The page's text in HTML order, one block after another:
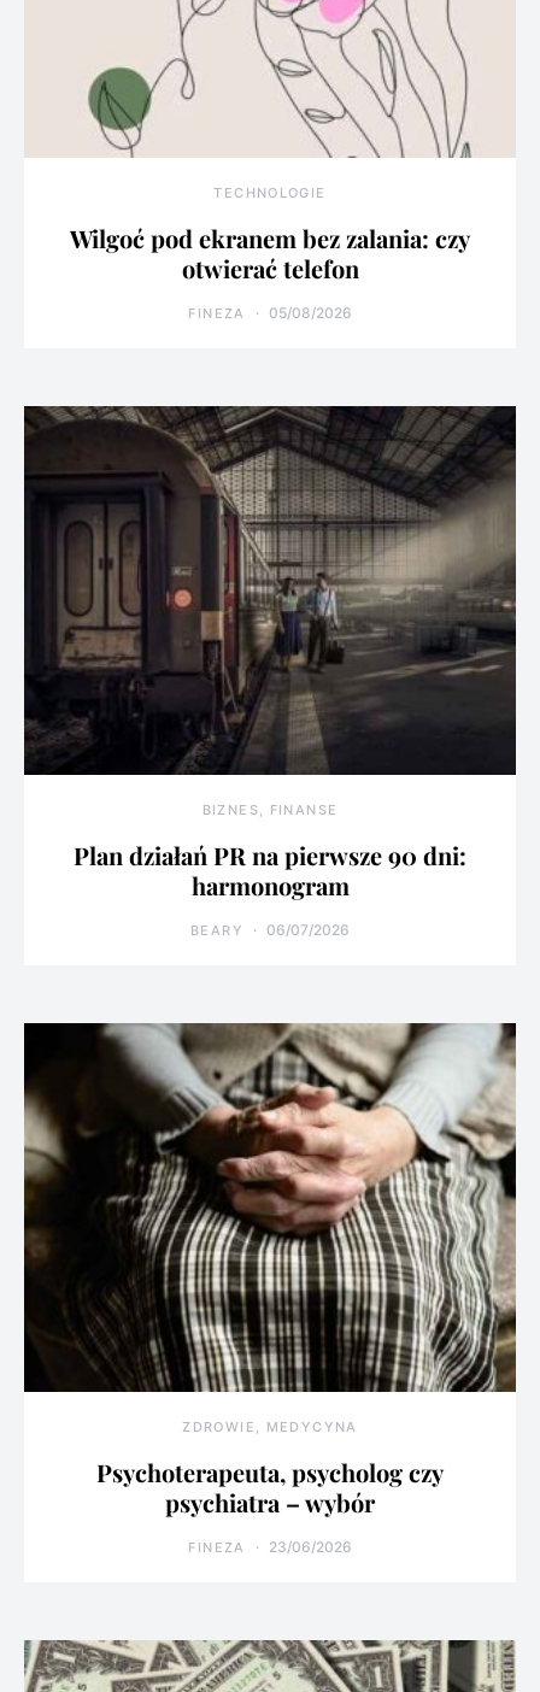
TECHNOLOGIE
Wilgoć pod ekranem bez zalania: czy
otwierać telefon
FINEZA 05/08/2026
BIZNES, FINANSE
Plan działań PR na pierwsze 90 dni:
harmonogram
BEARY 06/07/2026
ZDROWIE, MEDYCYNA
Psychoterapeuta, psycholog czy
psychiatra – wybór
FINEZA 23/06/2026